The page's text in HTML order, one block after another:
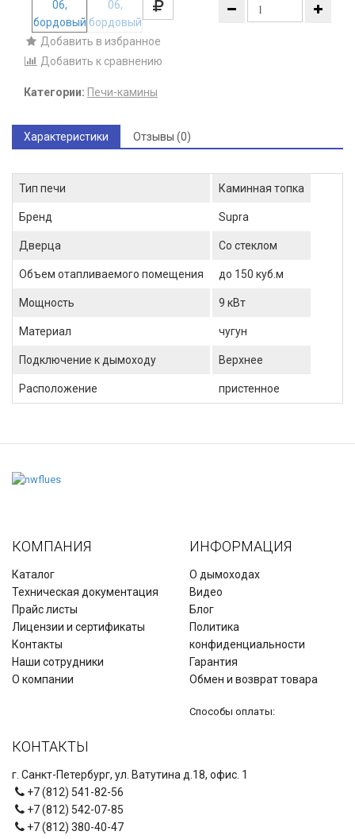
Добавить в избранное
Добавить к сравнению
Категории: Печи-камины
Характеристики Отзывы (0)
Тип печи Каминная топка
Бренд Supra
Дверца Со стеклом
Объем отапливаемого помещения до 150 куб.м
Мощность 9 кВт
Материал чугун
Подключение к дымоходу Верхнее
Расположение пристенное
КОМПАНИЯ
Каталог
Техническая документация
Прайс листы
Лицензии и сертификаты
Контакты
Наши сотрудники
О компании
ИНФОРМАЦИЯ
О дымоходах
Видео
Блог
Политика
конфиденциальности
Гарантия
Обмен и возврат товара
Способы оплаты:
КОНТАКТЫ
г. Санкт-Петербург, ул. Ватутина д.18, офис. 1
+7 (812) 541-82-56
+7 (812) 542-07-85
+7 (812) 380-40-47